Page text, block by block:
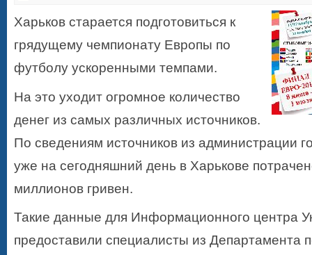
Харьков старается подготовиться к
грядущему чемпионату Европы по
футболу ускоренными темпами.
На это уходит огромное количество
денег из самых различных источников.
По сведениям источников из администрации
уже на сегодняшний день в Харькове
миллионов гривен.
Такие данные для Информационного центра
предоставили специалисты из Департамента